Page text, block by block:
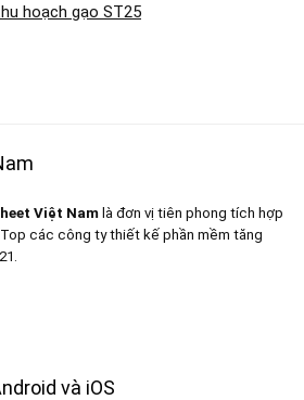
hoạch gạo ST25
Việt Nam là đơn vị tiên phong tích hợp
các công ty thiết kế phần mềm tăng
và iOS